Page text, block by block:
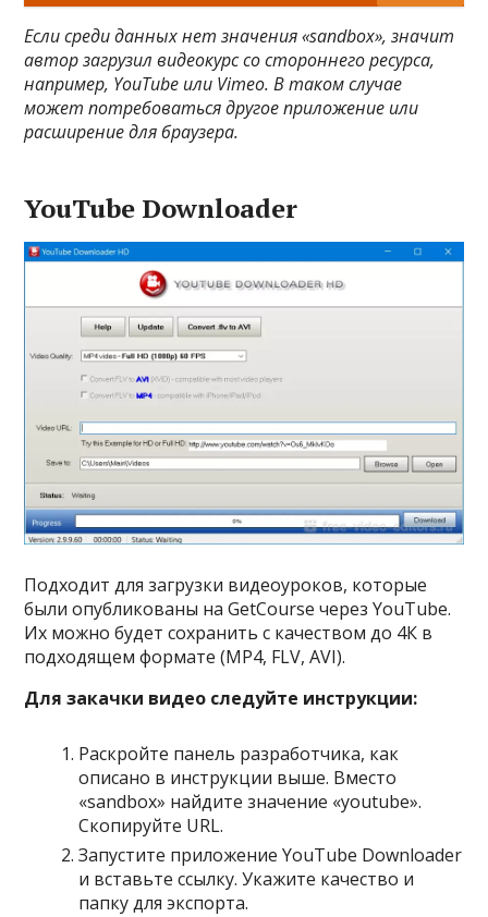
Если среди данных нет значения «sandbox», значит
автор загрузил видеокурс со стороннего ресурса,
например, YouTube или Vimeo. В таком случае
может потребоваться другое приложение или
расширение для браузера.
YouTube Downloader
Подходит для загрузки видеоуроков, которые
были опубликованы на GetCourse через YouTube.
Их можно будет сохранить с качеством до 4К в
подходящем формате (MP4, FLV, AVI).
Для закачки видео следуйте инструкции:
Раскройте панель разработчика, как
описано в инструкции выше. Вместо
«sandbox» найдите значение «youtube».
Скопируйте URL.
Запустите приложение YouTube Downloader
и вставьте ссылку. Укажите качество и
папку для экспорта.